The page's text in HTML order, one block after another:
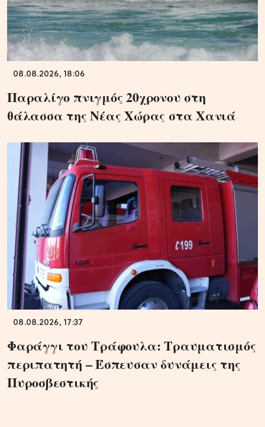
08.08.2026, 18:06
Παραλίγο πνιγμός 20χρονου στη
θάλασσα της Νέας Χώρας στα Χανιά
08.08.2026, 17:37
Φαράγγι του Τράφουλα: Τραυματισμός
περιπατητή – Έσπευσαν δυνάμεις της
Πυροσβεστικής